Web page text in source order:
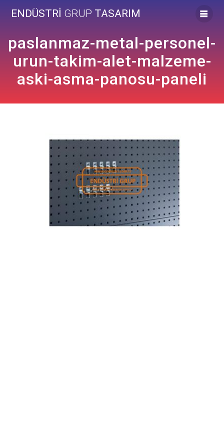
to
ENDÜSTRİ GRUP TASARIM
paslanmaz-metal-personel-
urun-takim-alet-malzeme-
aski-asma-panosu-paneli